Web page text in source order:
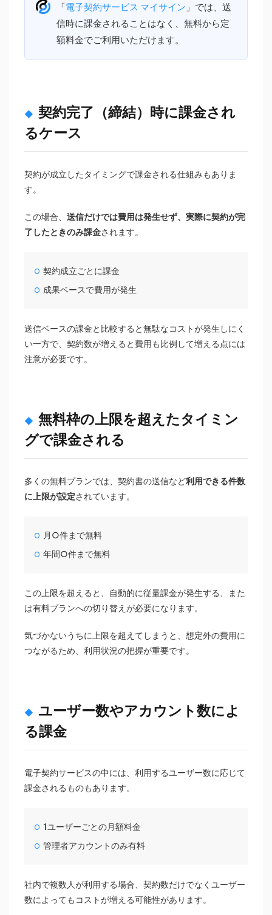
「電子契約サービス マイサイン 」では、送
信時に課金されることはなく、無料から定
額料金でご利用いただけます。
契約完了（締結）時に課金され
るケース
契約が成立したタイミングで課金される仕組みもありま
す。
この場合、 送信だけでは費用は発生せず、実際に契約が完
了したときのみ課金されます。
契約成立ごとに課金
成果ベースで費用が発生
送信ベースの課金と比較すると無駄なコストが発生しにく
い一方で、契約数が増えると費用も比例して増える点には
注意が必要です。
無料枠の上限を超えたタイミン
グで課金される
多くの無料プランでは、契約書の送信など利用できる件数
に上限が設定されています。
月○件まで無料
年間○件まで無料
この上限を超えると、自動的に従量課金が発生する、また
は有料プランへの切り替えが必要になります。
気づかないうちに上限を超えてしまうと、想定外の費用に
つながるため、利用状況の把握が重要です。
ユーザー数やアカウント数によ
る課金
電子契約サービスの中には、利用するユーザー数に応じて
課金されるものもあります。
1ユーザーごとの月額料金
管理者アカウントのみ有料
社内で複数人が利用する場合、契約数だけでなくユーザー
数によってもコストが増える可能性があります。